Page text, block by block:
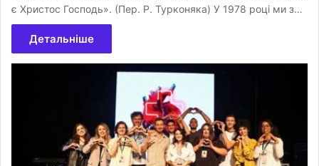
є Христос Господь». (Пер. Р. Турконяка) У 1978 році ми з…
Детальніше